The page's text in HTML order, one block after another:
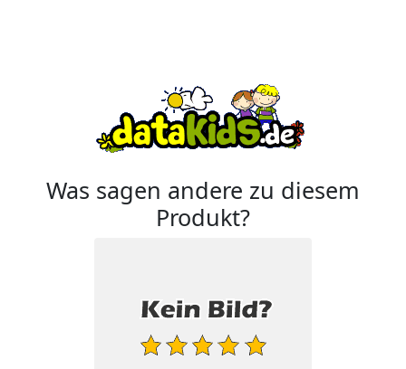
Was sagen andere zu diesem
Produkt?